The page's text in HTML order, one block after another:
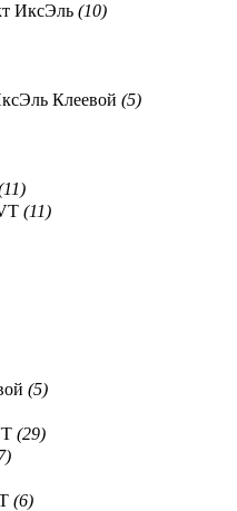
ИксЭль (10)
Клеевой (5)
11)
(11)
(5)
(29)
)
(6)